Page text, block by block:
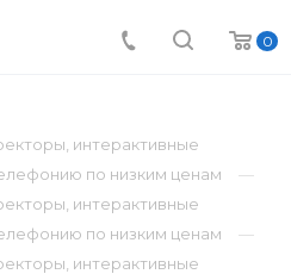
0
интерактивные
по низким ценам
интерактивные
по низким ценам
интерактивные